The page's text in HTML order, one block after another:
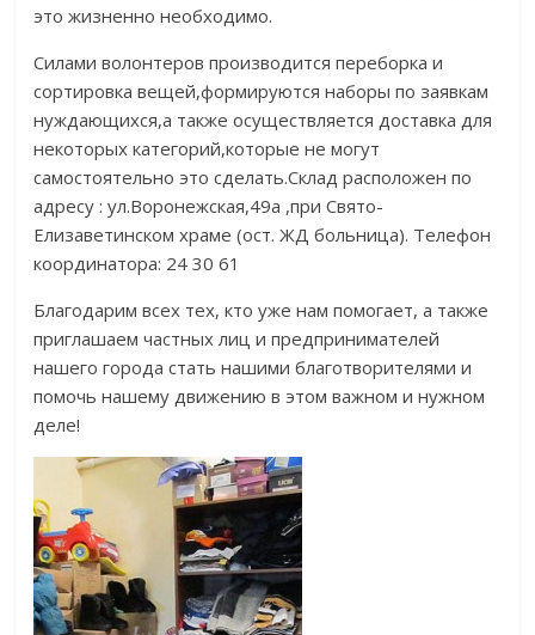
это жизненно необходимо.
Силами волонтеров производится переборка и
сортировка вещей,формируются наборы по заявкам
нуждающихся,а также осуществляется доставка для
некоторых категорий,которые не могут
самостоятельно это сделать.Склад расположен по
адресу : ул.Воронежская,49а ,при Свято-
Елизаветинском храме (ост. ЖД больница). Телефон
координатора: 24 30 61
Благодарим всех тех, кто уже нам помогает, а также
приглашаем частных лиц и предпринимателей
нашего города стать нашими благотворителями и
помочь нашему движению в этом важном и нужном
деле!